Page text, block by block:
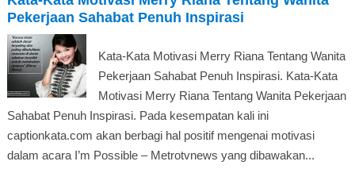
Pekerjaan Sahabat Penuh Inspirasi
Kata-Kata Motivasi Merry Riana Tentang Wanita
Pekerjaan Sahabat Penuh Inspirasi. Kata-Kata
Motivasi Merry Riana Tentang Wanita Pekerjaan
Sahabat Penuh Inspirasi. Pada kesempatan kali ini
captionkata.com akan berbagi hal positif mengenai motivasi
dalam acara I’m Possible – Metrotvnews yang dibawakan...